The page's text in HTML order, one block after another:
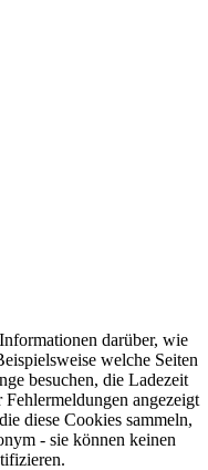
darüber, wie
welche Seiten
besuchen, die Ladezeit
angezeigt
diese Cookies sammeln,
- sie können keinen